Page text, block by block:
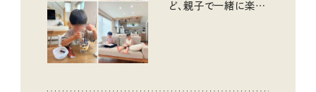
ど、親子で一緒に楽し